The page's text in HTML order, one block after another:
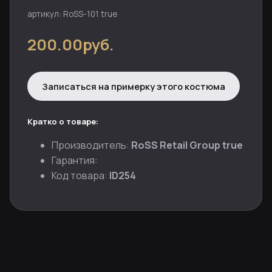
артикул: RoSS-101 true
200.00руб.
Записаться на примерку этого костюма
Кратко о товаре:
Производитель: RoSS Retail Group true
Гарантия:
Код товара: ID254